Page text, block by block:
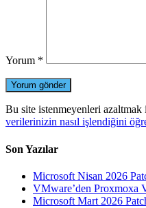
Yorum *
Bu site istenmeyenleri azaltmak
verilerinizin nasıl işlendiğini
Son Yazılar
Microsoft Nisan 2026
VMware’den Proxmoxa
Microsoft Mart 2026